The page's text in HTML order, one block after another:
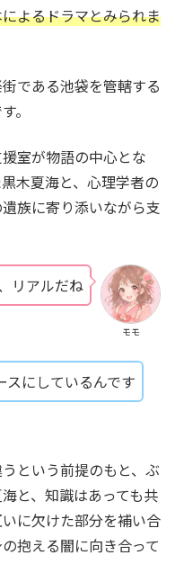
よるドラマとみられま
である池袋を管轄する
。
室が物語の中心とな
木夏海と、心理学者の
族に寄り添いながら支
モモ
リアルだね
スにしているんです
という前提のもと、ぶ
と、知識はあっても共
に欠けた部分を補い合
抱える闇に向き合って